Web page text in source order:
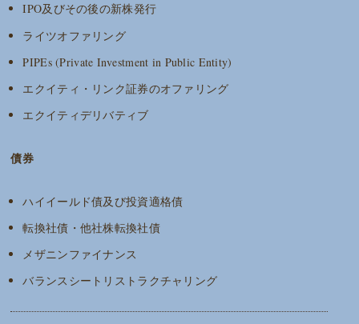
IPO及びその後の新株発行
ライツオファリング
PIPEs (Private Investment in Public Entity)
エクイティ・リンク証券のオファリング
エクイティデリバティブ
債券
ハイイールド債及び投資適格債
転換社債・他社株転換社債
メザニンファイナンス
バランスシートリストラクチャリング